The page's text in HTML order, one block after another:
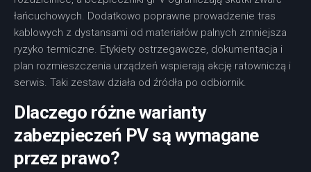
łańcuchowych. Dodatkowo poprawne prowadzenie tras
kablowych z dystansami od materiałów palnych zmniejsza
ryzyko termiczne. Etykiety ostrzegawcze, dokumentacja i
plan rozmieszczenia urządzeń wspierają akcję ratowniczą i
serwis. Taki zestaw działa od źródła po odbiornik.
Dlaczego różne warianty
zabezpieczeń PV są wymagane
przez prawo?